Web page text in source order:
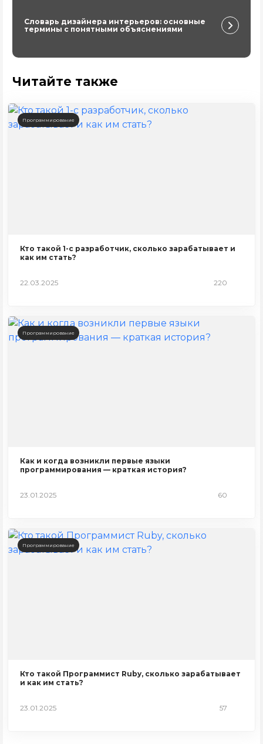
Словарь дизайнера интерьеров: основные
термины с понятными объяснениями
Читайте также
Кто такой 1-с разработчик, сколько зарабатывает и
как им стать?
Программирование
22.03.2025 220
Как и когда возникли первые языки
программирования — краткая история?
Программирование
23.01.2025 60
Кто такой Программист Ruby, сколько зарабатывает
и как им стать?
Программирование
23.01.2025 57